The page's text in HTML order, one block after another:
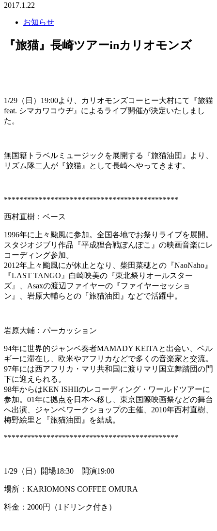
2017.1.22
お知らせ
『旅猫』長崎ツアーinカリオモンズ
1/29（日）19:00より、カリオモンズコーヒー大村にて『旅猫
feat. シマカワコウヂ』によるライブ開催が決定いたしまし
た。
無国籍トラベルミュージックを展開する『旅猫油団』より、
リズム隊二人が『旅猫』として長崎へやってきます。
*********************************************
西村直樹：ベース
1996年に上々颱風に参加。全国各地でお祭りライブを展開。
スタジオジブリ作品『平成狸合戦ぽんぽこ』の映画音楽にレ
コーディング参加。
2012年上々颱風にが休止となり、柴田菜穂との『NaoNaho』
『LAST TANGO』白崎映美の『東北祭りオールスター
ズ』、Asaxの渡辺ファイヤーの『ファイヤーセッショ
ン』、岩原大輔らとの『旅猫油団』などで活躍中。
岩原大輔：パーカッション
94年に世界的ジャンベ奏者MAMADY KEITAと出会い、ベル
ギーに滞在し、欧米やアフリカなどで多くの音楽家と交流。
97年には西アフリカ・マリ共和国に渡りマリ国立舞踏団の門
下に迎えられる。
98年からはKEN ISHIIのレコーディング・ワールドツアーに
参加。01年に拠点を日本へ移し、東京国際映画祭などの舞台
へ出演、ジャンベワークショップの主催、2010年西村直樹、
梅野絵里と『旅猫油団』を結成。
*********************************************
1/29（日）開場18:30 開演19:00
場所：KARIOMONS COFFEE OMURA
料金：2000円（1ドリンク付き）